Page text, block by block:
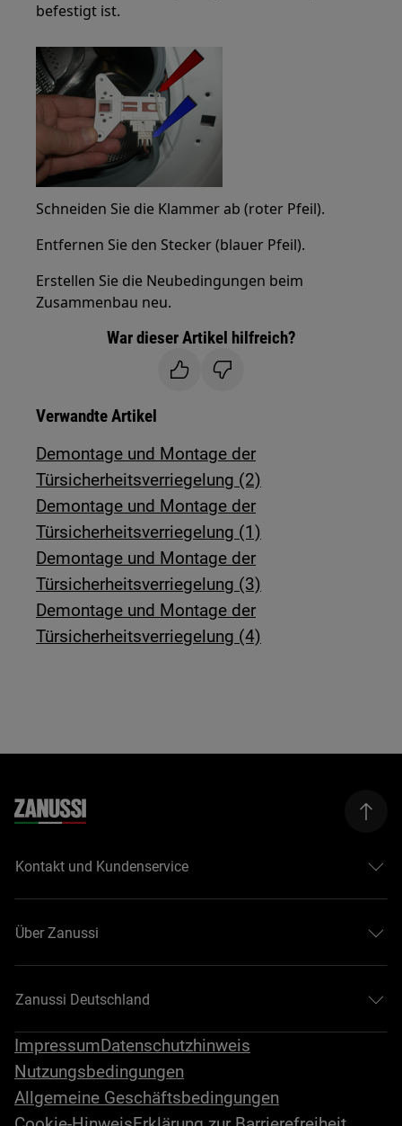
befestigt ist.
Schneiden Sie die Klammer ab (roter Pfeil).
Entfernen Sie den Stecker (blauer Pfeil).
Erstellen Sie die Neubedingungen beim
Zusammenbau neu.
War dieser Artikel hilfreich?
Verwandte Artikel
Demontage und Montage der
Türsicherheitsverriegelung (2)
Demontage und Montage der
Türsicherheitsverriegelung (1)
Demontage und Montage der
Türsicherheitsverriegelung (3)
Demontage und Montage der
Türsicherheitsverriegelung (4)
Kontakt und Kundenservice
Über Zanussi
Zanussi Deutschland
ImpressumDatenschutzhinweis
Nutzungsbedingungen
Allgemeine Geschäftsbedingungen